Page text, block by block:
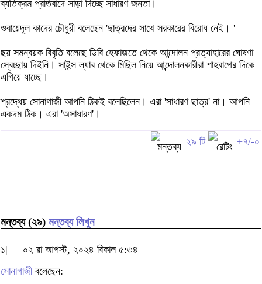
ব্যতিক্রম প্রতিবাদে সাড়া দিচ্ছে সাধারণ জনতা।
ওবায়েদূল কাদের চৌধুরী বলেছেন 'ছাত্রদের সাথে সরকারের বিরোধ নেই। '
ছয় সমন্বয়ক বিবৃতি বলেছে ডিবি হেফাজতে থেকে আন্দোলন প্রত্যাহারের ঘোষণা
স্বেচ্ছায় দিইনি। সাইন্স ল্যাব থেকে মিছিল নিয়ে আন্দোলনকারীরা শাহবাগের দিকে
এগিয়ে যাচ্ছে।
শ্রদ্ধেয় সোনাগাজী আপনি ঠিকই বলেছিলেন। এরা 'সাধারণ ছাত্র' না। আপনি
একদম ঠিক। এরা 'অসাধারণ'।
২৯ টি +৭/-০
মন্তব্য (২৯) মন্তব্য লিখুন
১|
০২ রা আগস্ট, ২০২৪ বিকাল ৫:৩৪
সোনাগাজীবলেছেন: